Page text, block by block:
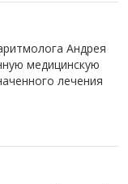
Андрея
медицинскую
лечения